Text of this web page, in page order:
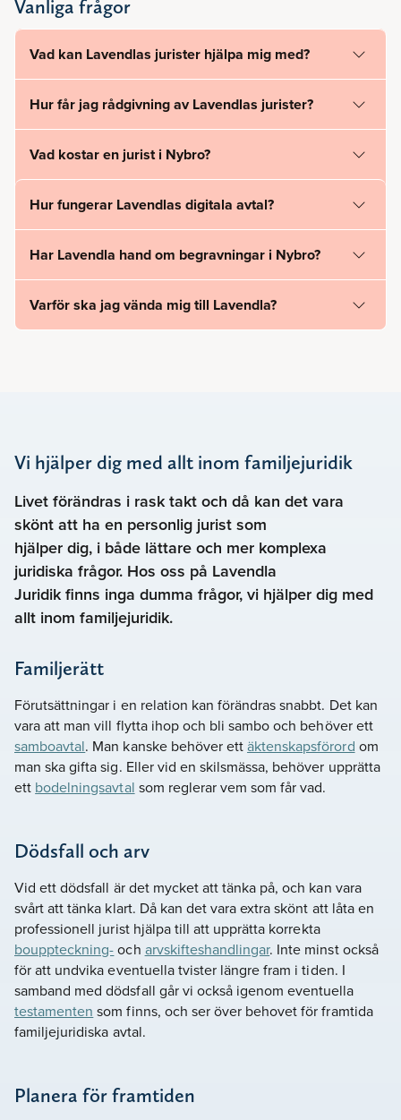
Vanliga frågor
Vad kan Lavendlas jurister hjälpa mig med?
Hur får jag rådgivning av Lavendlas jurister?
Vad kostar en jurist i Nybro?
Hur fungerar Lavendlas digitala avtal?
Har Lavendla hand om begravningar i Nybro?
Varför ska jag vända mig till Lavendla?
Vi hjälper dig med allt inom familjejuridik
Livet förändras i rask takt och då kan det vara
skönt att ha en personlig jurist som
hjälper dig, i både lättare och mer komplexa
juridiska frågor. Hos oss på Lavendla
Juridik finns inga dumma frågor, vi hjälper dig med
allt inom familjejuridik.
Familjerätt
Förutsättningar i en relation kan förändras snabbt. Det kan
vara att man vill flytta ihop och bli sambo och behöver ett
samboavtal. Man kanske behöver ettäktenskapsförord om
man ska gifta sig. Eller vid en skilsmässa, behöver upprätta
ett bodelningsavtal som reglerar vem som får vad.
Dödsfall och arv
Vid ett dödsfall är det mycket att tänka på, och kan vara
svårt att tänka klart. Då kan det vara extra skönt att låta en
professionell jurist hjälpa till att upprätta korrekta
bouppteckning-och arvskifteshandlingar. Inte minst också
för att undvika eventuella tvister längre fram i tiden. I
samband med dödsfall går vi också igenom eventuella
testamenten som finns, och ser över behovet för framtida
familjejuridiska avtal.
Planera för framtiden